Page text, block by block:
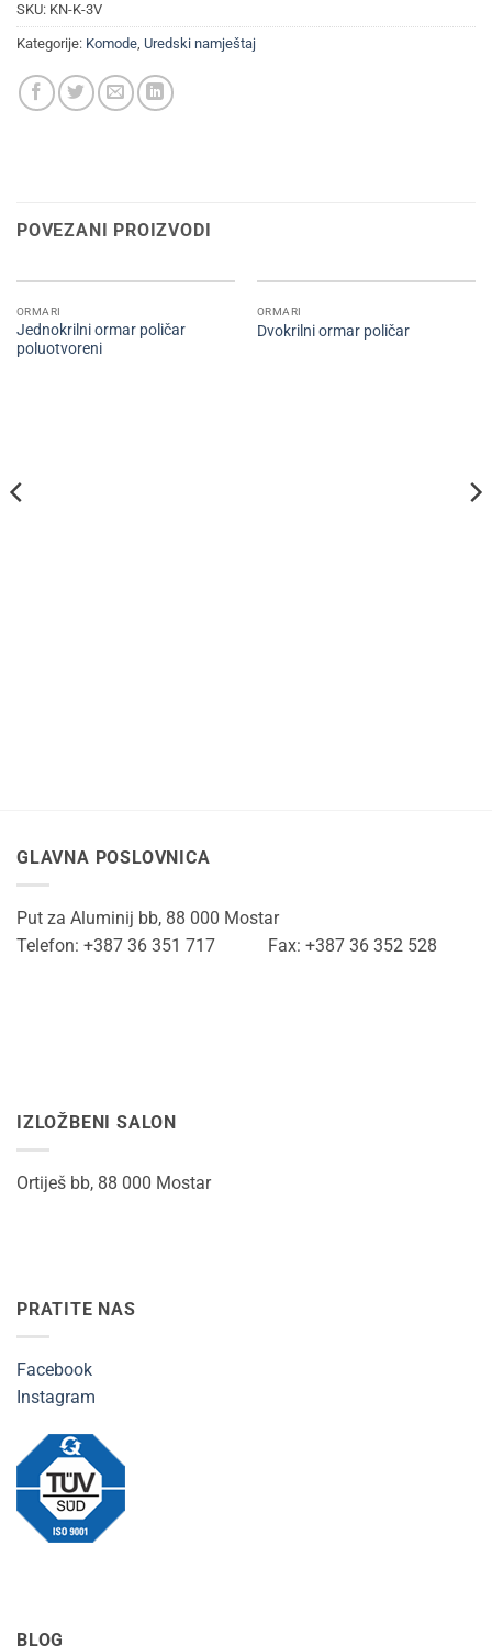
SKU: KN-K-3V
Kategorije: Komode, Uredski namještaj
POVEZANI PROIZVODI
ORMARI
Jednokrilni ormar poličar
poluotvoreni
ORMARI
Dvokrilni ormar poličar
GLAVNA POSLOVNICA
Put za Aluminij bb, 88 000 Mostar
Telefon: +387 36 351 717 Fax: +387 36 352 528
IZLOŽBENI SALON
Ortiješ bb, 88 000 Mostar
PRATITE NAS
Facebook
Instagram
BLOG